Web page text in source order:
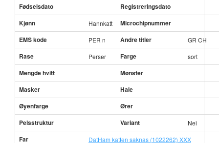
Fødselsdato
Registreringsdato
Kjønn
Hannkatt
Microchipnummer
EMS kode
PER n Andre titler GR CH
Rase Perser Farge sort
Mengde hvitt
Mønster
Masker
Hale
Øyenfarge
Ører
Pelsstruktur
Variant Nei
Far DatHam katten saknas (1022262) XXX